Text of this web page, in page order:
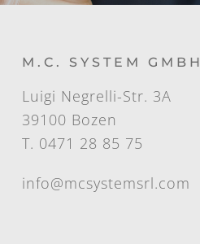
M.C. SYSTEM GMBH
Luigi Negrelli-Str. 3A
39100 Bozen
T. 0471 28 85 75
info@mcsystemsrl.com